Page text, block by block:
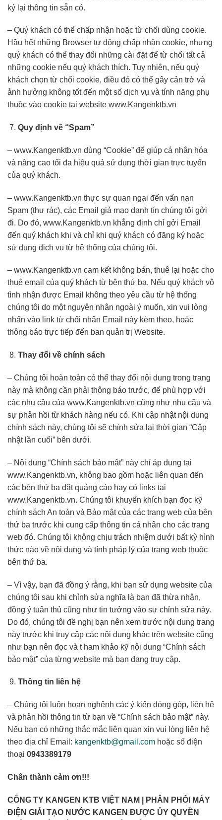
ký lại thông tin sẵn có.
– Quý khách có thể chấp nhận hoặc từ chối dùng cookie.
Hầu hết những Browser tự động chấp nhận cookie, nhưng
quý khách có thể thay đổi những cài đặt để từ chối tất cả
những cookie nếu quý khách thích. Tuy nhiên, nếu quý
khách chọn từ chối cookie, điều đó có thể gây cản trở và
ảnh hưởng không tốt đến một số dịch vụ và tính năng phụ
thuộc vào cookie tại website www.Kangenktb.vn
Quy định về “Spam”
– www.Kangenktb.vn dùng “Cookie” để giúp cá nhân hóa
và nâng cao tối đa hiệu quả sử dụng thời gian trực tuyến
của quý khách.
– www.Kangenktb.vn thực sự quan ngại đến vấn nạn
Spam (thư rác), các Email giả mạo danh tín chúng tôi gởi
đi. Do đó, www.Kangenktb.vn khẳng định chỉ gởi Email
đến quý khách khi và chỉ khi quý khách có đăng ký hoặc
sử dụng dịch vụ từ hệ thống của chúng tôi.
– www.Kangenktb.vn cam kết không bán, thuê lại hoặc cho
thuê email của quý khách từ bên thứ ba. Nếu quý khách vô
tình nhận được Email không theo yêu cầu từ hệ thống
chúng tôi do một nguyên nhân ngoài ý muốn, xin vui lòng
nhấn vào link từ chối nhận Email này kèm theo, hoặc
thông báo trực tiếp đến ban quản trị Website.
Thay đổi về chính sách
– Chúng tôi hoàn toàn có thể thay đổi nội dung trong trang
này mà không cần phải thông báo trước, để phù hợp với
các nhu cầu của www.Kangenktb.vn cũng như nhu cầu và
sự phản hồi từ khách hàng nếu có. Khi cập nhật nội dung
chính sách này, chúng tôi sẽ chỉnh sửa lại thời gian “Cập
nhật lần cuối” bên dưới.
– Nội dung “Chính sách bảo mật” này chỉ áp dụng tại
www.Kangenktb.vn, không bao gồm hoặc liên quan đến
các bên thứ ba đặt quảng cáo hay có links tại
www.Kangenktb.vn. Chúng tôi khuyến khích bạn đọc kỹ
chính sách An toàn và Bảo mật của các trang web của bên
thứ ba trước khi cung cấp thông tin cá nhân cho các trang
web đó. Chúng tôi không chịu trách nhiệm dưới bất kỳ hình
thức nào về nội dung và tính pháp lý của trang web thuộc
bên thứ ba.
– Vì vậy, bạn đã đồng ý rằng, khi bạn sử dụng website của
chúng tôi sau khi chỉnh sửa nghĩa là bạn đã thừa nhận,
đồng ý tuân thủ cũng như tin tưởng vào sự chỉnh sửa này.
Do đó, chúng tôi đề nghị bạn nên xem trước nội dung trang
này trước khi truy cập các nội dung khác trên website cũng
như bạn nên đọc và t ham khảo kỹ nội dung “Chính sách
bảo mật” của từng website mà bạn đang truy cập.
Thông tin liên hệ
– Chúng tôi luôn hoan nghênh các ý kiến đóng góp, liên hệ
và phản hồi thông tin từ bạn về “Chính sách bảo mật” này.
Nếu bạn có những thắc mắc liên quan xin vui lòng liên hệ
theo địa chỉ Email: kangenktb@gmail.com hoặc số điện
thoại 0943389179
Chân thành cảm ơn!!!
CÔNG TY KANGEN KTB VIỆT NAM | PHÂN PHỐI MÁY
ĐIỆN GIẢI TẠO NƯỚC KANGEN ĐƯỢC ỦY QUYỀN